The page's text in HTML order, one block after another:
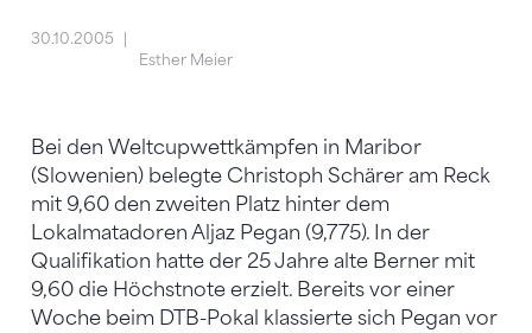
30.10.2005
Esther Meier
Bei den Weltcupwettkämpfen in Maribor
(Slowenien) belegte Christoph Schärer am Reck
mit 9,60 den zweiten Platz hinter dem
Lokalmatadoren Aljaz Pegan (9,775). In der
Qualifikation hatte der 25 Jahre alte Berner mit
9,60 die Höchstnote erzielt. Bereits vor einer
Woche beim DTB-Pokal klassierte sich Pegan vor